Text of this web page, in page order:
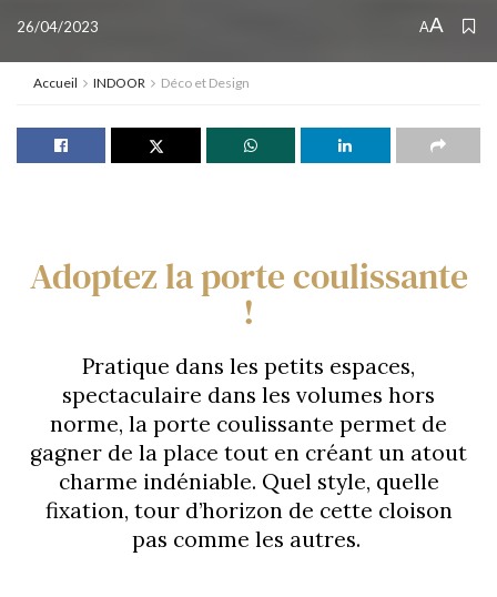
26/04/2023 AA
Accueil INDOOR Déco et Design
Adoptez la porte coulissante
!
Pratique dans les petits espaces,
spectaculaire dans les volumes hors
norme, la porte coulissante permet de
gagner de la place tout en créant un atout
charme indéniable. Quel style, quelle
fixation, tour d’horizon de cette cloison
pas comme les autres.